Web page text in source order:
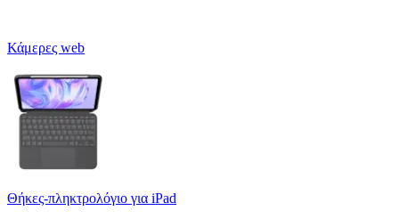
Κάμερες web
Θήκες-πληκτρολόγιο για iPad